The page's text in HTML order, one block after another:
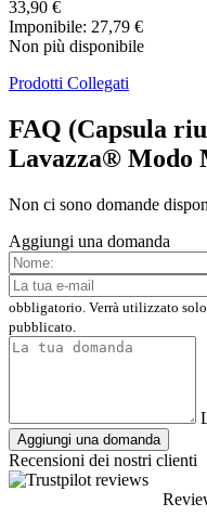
33,90 €
Imponibile: 27,79 €
Non più disponibile
Prodotti Collegati
FAQ (Capsula
Lavazza® Modo
Non ci sono domande
Aggiungi una domanda
obbligatorio. Verrà utilizzato solo
pubblicato.
Aggiungi una domanda
Recensioni dei nostri clienti